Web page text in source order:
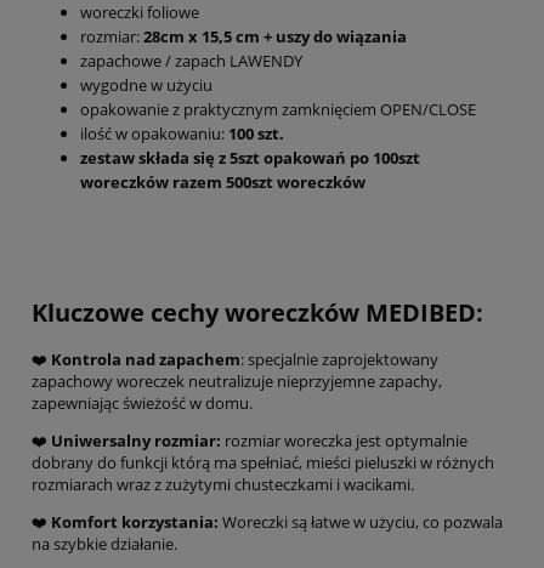
woreczki foliowe
rozmiar:28cm x 15,5 cm + uszy do wiązania
zapachowe / zapach LAWENDY
wygodne w użyciu
opakowanie z praktycznym zamknięciem OPEN/CLOSE
ilość w opakowaniu: 100 szt.
zestaw składa się z 5szt opakowań po 100szt
woreczków razem 500szt woreczków
Kluczowe cechy woreczków MEDIBED:
❤️ Kontrola nad zapachem: specjalnie zaprojektowany
zapachowy woreczek neutralizuje nieprzyjemne zapachy,
zapewniając świeżość w domu.
❤️ Uniwersalny rozmiar: rozmiar woreczka jest optymalnie
dobrany do funkcji którą ma spełniać, mieści pieluszki w różnych
rozmiarach wraz z zużytymi chusteczkami i wacikami.
❤️ Komfort korzystania: Woreczki są łatwe w użyciu, co pozwala
na szybkie działanie.